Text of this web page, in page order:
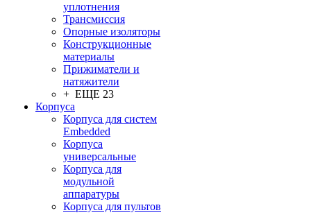
уплотнения
Трансмиссия
Опорные изоляторы
Конструкционные
материалы
Прижиматели и
натяжители
+ ЕЩЕ 23
Корпуса
Корпуса для систем
Embedded
Корпуса
универсальные
Корпуса для
модульной
аппаратуры
Корпуса для пультов